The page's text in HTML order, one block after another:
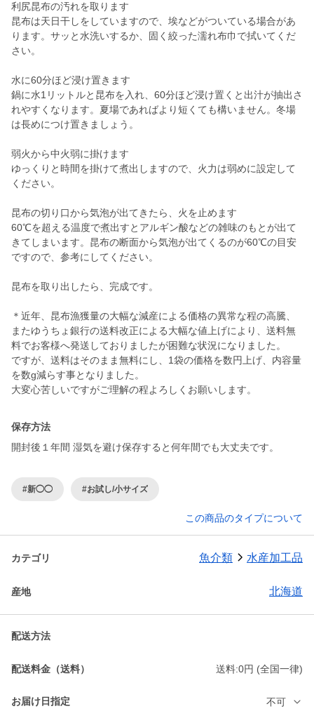
利尻昆布の汚れを取ります
昆布は天日干しをしていますので、埃などがついている場合があ
ります。サッと水洗いするか、固く絞った濡れ布巾で拭いてくだ
さい。
水に60分ほど浸け置きます
鍋に水1リットルと昆布を入れ、60分ほど浸け置くと出汁が抽出さ
れやすくなります。夏場であればより短くても構いません。冬場
は長めにつけ置きましょう。
弱火から中火弱に掛けます
ゆっくりと時間を掛けて煮出しますので、火力は弱めに設定して
ください。
昆布の切り口から気泡が出てきたら、火を止めます
60℃を超える温度で煮出すとアルギン酸などの雑味のもとが出て
きてしまいます。昆布の断面から気泡が出てくるのが60℃の目安
ですので、参考にしてください。
昆布を取り出したら、完成です。
＊近年、昆布漁獲量の大幅な減産による価格の異常な程の高騰、
またゆうちょ銀行の送料改正による大幅な値上げにより、送料無
料でお客様へ発送しておりましたが困難な状況になりました。
ですが、送料はそのまま無料にし、1袋の価格を数円上げ、内容量
を数g減らす事となりました。
大変心苦しいですがご理解の程よろしくお願いします。
保存方法
開封後１年間 湿気を避け保存すると何年間でも大丈夫です。
#新◯◯ #お試し/小サイズ
この商品のタイプについて
カテゴリ 魚介類 水産加工品
産地 北海道
配送方法
配送料金（送料） 送料:0円 (全国一律)
お届け日指定 不可